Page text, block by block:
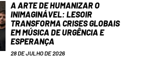
A ARTE DE HUMANIZAR O
INIMAGINÁVEL: LESOIR
TRANSFORMA CRISES GLOBAIS
EM MÚSICA DE URGÊNCIA E
ESPERANÇA
28 DE JULHO DE 2026